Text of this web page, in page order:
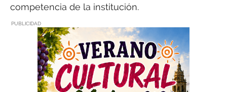
competencia de la institución.
PUBLICIDAD